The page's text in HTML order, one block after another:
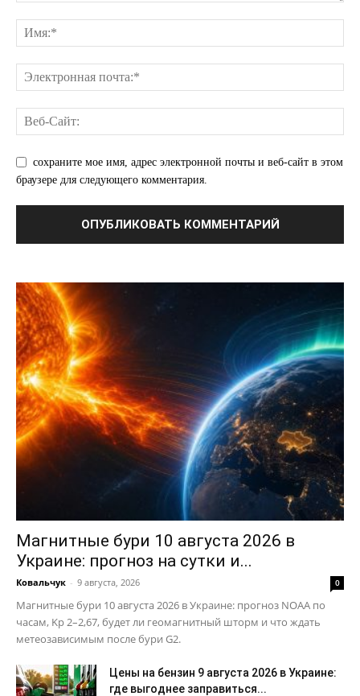
сохраните мое имя, адрес электронной почты и веб-сайт в этом
браузере для следующего комментария.
Магнитные бури 10 августа 2026 в
Украине: прогноз на сутки и...
Ковальчук - 9 августа, 2026 0
Магнитные бури 10 августа 2026 в Украине: прогноз NOAA по
часам, Kp 2–2,67, будет ли геомагнитный шторм и что ждать
метеозависимым после бури G2.
Цены на бензин 9 августа 2026 в Украине:
где выгоднее заправиться...